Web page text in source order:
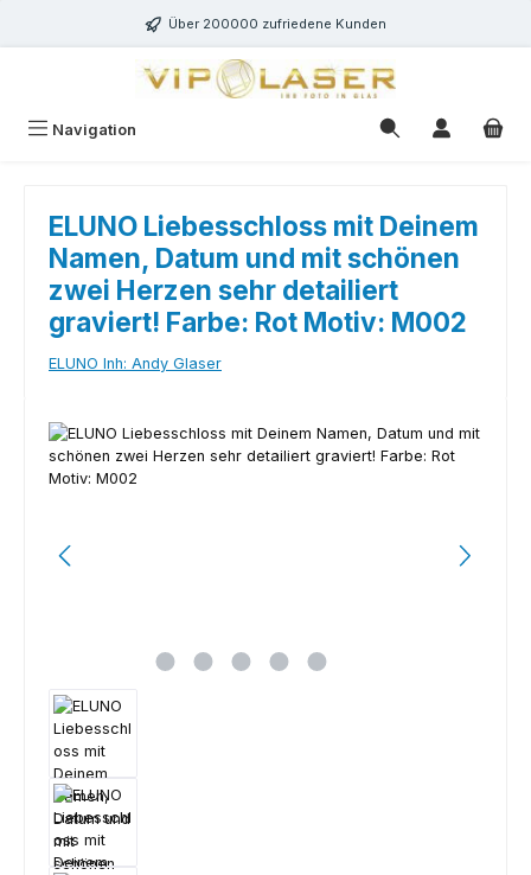
Zum Hauptinhalt springenÜber 200000 zufriedene Kunden
Navigation
ELUNO Liebesschloss mit Deinem
Namen, Datum und mit schönen
zwei Herzen sehr detailiert
graviert! Farbe: Rot Motiv: M002
ELUNO Inh: Andy Glaser
Bildergalerie überspringen